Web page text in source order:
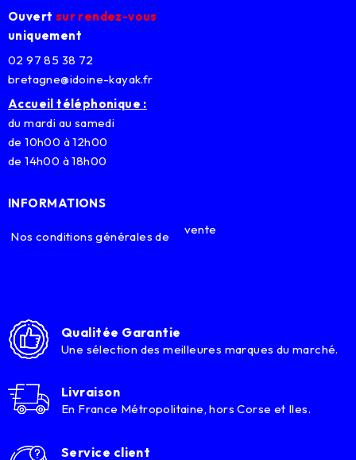
Ouvert sur rendez-vous
uniquement
02 97 85 38 72
bretagne@idoine-kayak.fr
Accueil téléphonique :
du mardi au samedi
de 10h00 à 12h00
de 14h00 à 18h00
INFORMATIONS
Nos conditions générales de vente
Qualitée Garantie
Une sélection des meilleures marques du marché.
Livraison
En France Métropolitaine, hors Corse et Iles.
Service client